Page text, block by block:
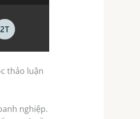
thảo luận
nghiệp.